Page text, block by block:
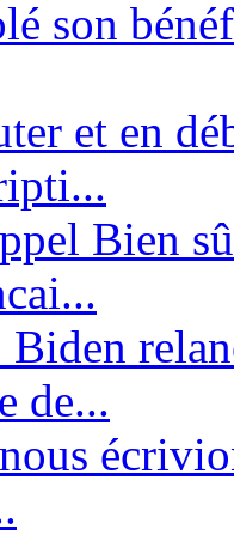
son
et en
Bien
de...